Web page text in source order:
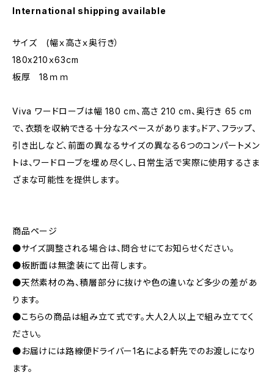
International shipping available
サイズ (幅ｘ高さｘ奥行き）
180x210ｘ63cm
板厚 18ｍｍ
Viva ワードローブは幅 180 cm、高さ 210 cm、奥行き 65 cm
で、衣類を収納できる十分なスペースがあります。ドア、フラップ、
引き出しなど、前面の異なるサイズの異なる6つのコンパートメン
トは、ワードローブを埋め尽くし、日常生活で実際に使用するさま
ざまな可能性を提供します。
商品ページ
●サイズ調整される場合は、問合せにてお知らせください。
●板断面は無塗装にて出荷します。
●天然素材の為、積層部分に抜けや色の違いなど多少の差があ
ります。
●こちらの商品は組み立て式です。大人2人以上で組み立ててく
ださい。
●お届けには路線便ドライバー1名による軒先でのお渡しになり
ます。